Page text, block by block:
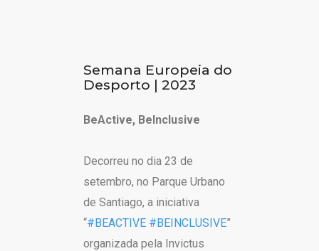
Semana Europeia do
Desporto | 2023
BeActive, BeInclusive
Decorreu no dia 23 de
setembro, no Parque Urbano
de Santiago, a iniciativa
“#BEACTIVE #BEINCLUSIVE”
organizada pela Invictus